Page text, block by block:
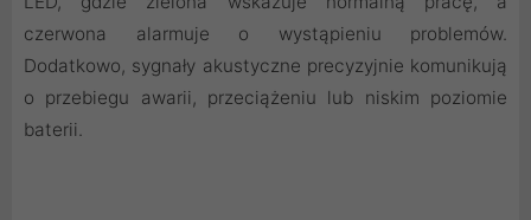
czerwona alarmuje o wystąpieniu problemów.
Dodatkowo, sygnały akustyczne precyzyjnie komunikują
o przebiegu awarii, przeciążeniu lub niskim poziomie
baterii.